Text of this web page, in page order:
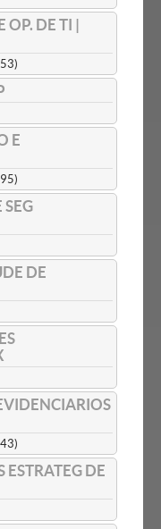
OP. DE TI |
E
DE
DE